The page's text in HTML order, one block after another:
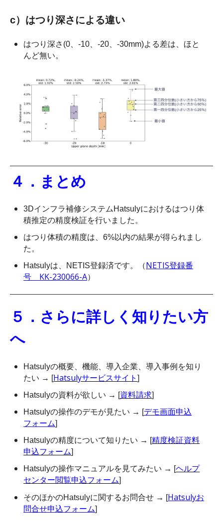
c） はつり深さによる違い
はつり深さ(0、‐10、‐20、‐30mm)よる差は、ほと
んど無い。
４．まとめ
3Dインフラ補修システムHatsulyにおけるはつり体
積推定の精度検証を行いました。
はつり体積の精度は、6%以内の結果が得られまし
た。
Hatsulyは、NETIS登録済です。（NETIS登録番
号 KK-230066-A）
５．さらに詳しく知りたい方
へ
Hatsulyの概要、機能、導入企業、導入事例を知り
たい → [Hatsulyサービスサイト]
Hatsulyの資料が欲しい → [資料請求]
Hatsulyの操作のデモが見たい → [デモ画面申込
フォーム]
Hatsulyの精度について知りたい → [精度検証資料
申込フォーム]
Hatsulyの操作マニュアルを見てみたい → [ヘルプ
センター閲覧申込フォーム]
そのほかのHatsulyに関するお問合せ → [Hatsulyお
問合せ申込フォーム]